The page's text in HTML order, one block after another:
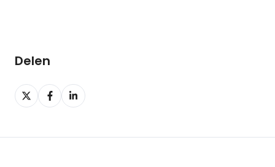
Delen
Delen
op
Delen
op
Delen
op